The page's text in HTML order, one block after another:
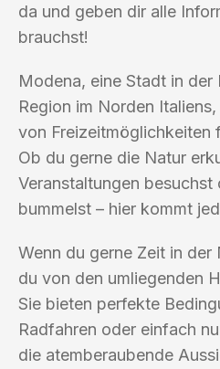
da und geben dir alle
brauchst!
Modena, eine Stadt in der
Region im Norden
von Freizeitmöglichkeiten
Ob du gerne die Natur
Veranstaltungen besuchst
bummelst – hier kommt
Wenn du gerne Zeit in
du von den umliegenden
Sie bieten perfekte
Radfahren oder einfach
die atemberaubende